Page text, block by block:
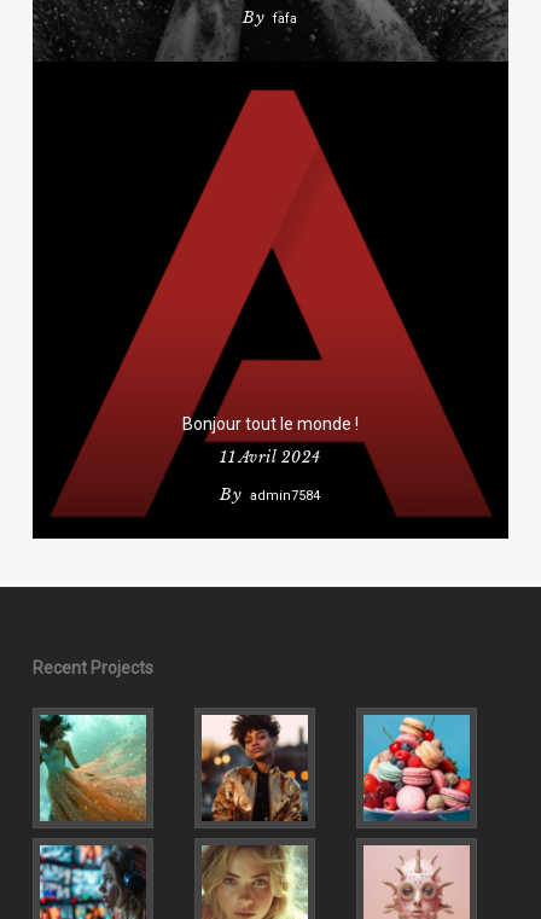
By fafa
Bonjour tout le monde !
11 Avril 2024
By admin7584
Recent Projects